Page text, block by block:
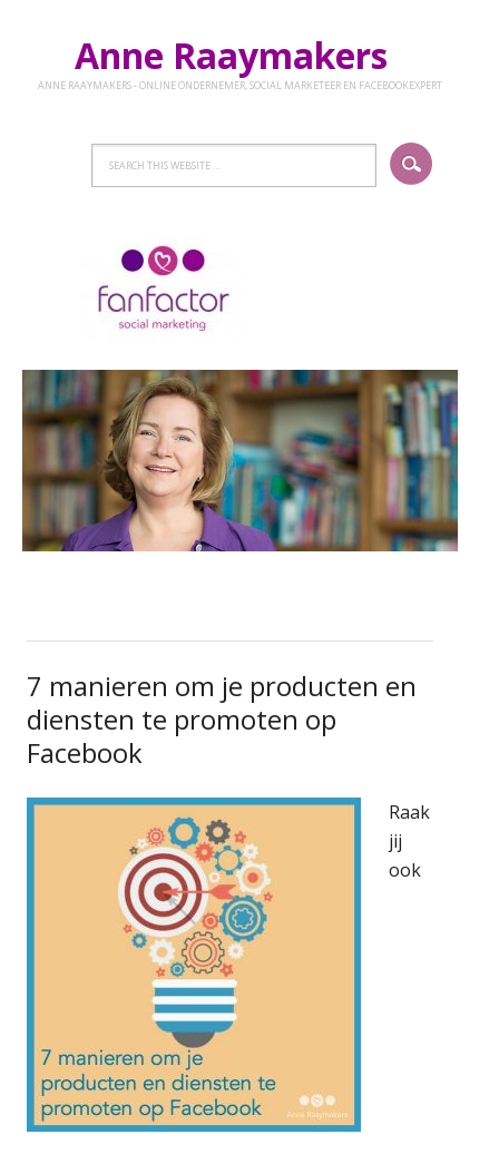
Anne Raaymakers
ANNE RAAYMAKERS - ONLINE ONDERNEMER, SOCIAL MARKETEER EN FACEBOOKEXPERT
7 manieren om je producten en
diensten te promoten op
Facebook
Raak
jij
ook